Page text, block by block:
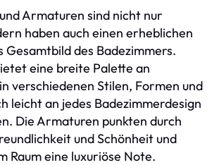
Armaturen sind nicht nur
haben auch einen erheblichen
Gesamtbild des Badezimmers.
eine breite Palette an
verschiedenen Stilen, Formen und
leicht an jedes Badezimmerdesign
Die Armaturen punkten durch
und Schönheit und
Raum eine luxuriöse Note.